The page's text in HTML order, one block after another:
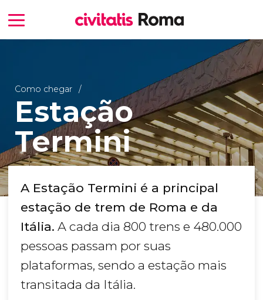
Como chegar
Estação
Termini
A Estação Termini é a principal
estação de trem de Roma e da
Itália. A cada dia 800 trens e 480.000
pessoas passam por suas
plataformas, sendo a estação mais
transitada da Itália.